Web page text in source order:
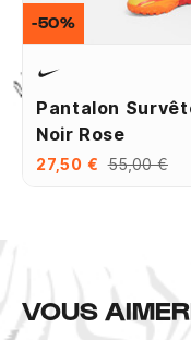
Pantalon
Noir Rose
27,50 € 55,00 €
-50%
VOUS